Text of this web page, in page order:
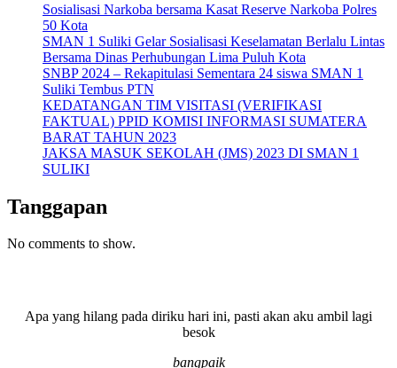
Sosialisasi Narkoba bersama Kasat Reserve Narkoba Polres
50 Kota
SMAN 1 Suliki Gelar Sosialisasi Keselamatan Berlalu Lintas
Bersama Dinas Perhubungan Lima Puluh Kota
SNBP 2024 – Rekapitulasi Sementara 24 siswa SMAN 1
Suliki Tembus PTN
KEDATANGAN TIM VISITASI (VERIFIKASI
FAKTUAL) PPID KOMISI INFORMASI SUMATERA
BARAT TAHUN 2023
JAKSA MASUK SEKOLAH (JMS) 2023 DI SMAN 1
SULIKI
Tanggapan
No comments to show.
Apa yang hilang pada diriku hari ini, pasti akan aku ambil lagi
besok
bangpaik